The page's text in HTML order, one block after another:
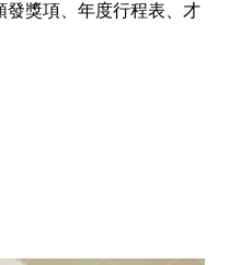
發獎項、年度行程表、才